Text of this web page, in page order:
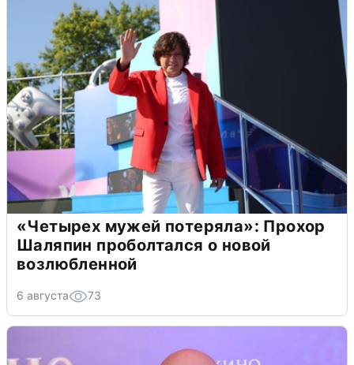
«Четырех мужей потеряла»: Прохор
Шаляпин проболтался о новой
возлюбленной
6 августа 73